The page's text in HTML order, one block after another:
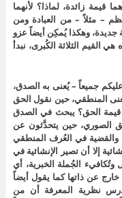
قيمة زائدة، لماذا؟ لأنهما
– مثلاً – من العبادة ومن
جديدة، وهكذا يُمكِن أيضاً عزو
القيم الثلاثة الكُبرى، نبدأ
جميعاً – يُعنى به الصدق،
المنطقي، حين نقول الحق
الحق؟ يبحث في الصدق
الصوري، حين يتحدَّثون عن
والقضية في العُرف المنطقي
إلا أن تصير الإنشائية في
وتُكافيء الجُملة الخبرية، أي
عن ذاتها كما يقول أيضاً
درس نظرية المعرفة أن من